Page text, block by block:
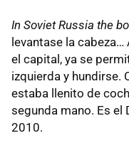
In Soviet Russia the
levantase la
el capital, ya se
izquierda y hundirse.
estaba llenito de
segunda mano. Es
2010.